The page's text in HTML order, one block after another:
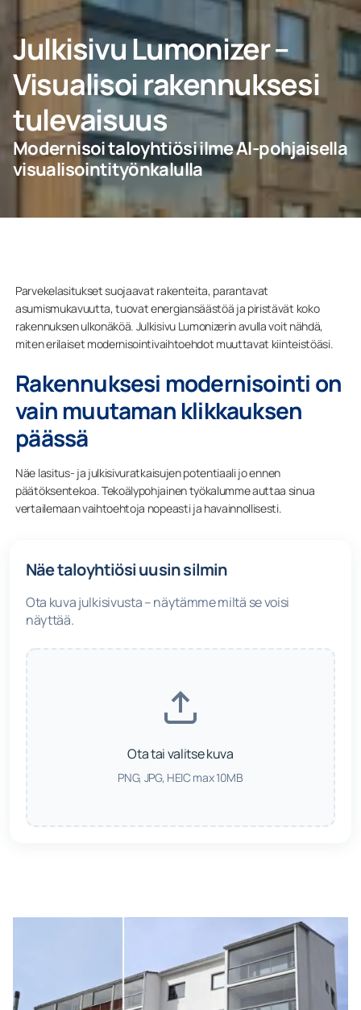
Kotiin
Yritys
YHTEYDENOTTO
Julkisivu Lumonizer –
Visualisoi rakennuksesi
tulevaisuus
Modernisoi taloyhtiösi ilme AI-pohjaisella
visualisointityönkalulla
Parvekelasitukset suojaavat rakenteita, parantavat
asumismukavuutta, tuovat energiansäästöä ja piristävät koko
rakennuksen ulkonäköä. Julkisivu Lumonizerin avulla voit nähdä,
miten erilaiset modernisointivaihtoehdot muuttavat kiinteistöäsi.
Rakennuksesi modernisointi on
vain muutaman klikkauksen
päässä
Näe lasitus- ja julkisivuratkaisujen potentiaali jo ennen
päätöksentekoa. Tekoälypohjainen työkalumme auttaa sinua
vertailemaan vaihtoehtoja nopeasti ja havainnollisesti.
Näe taloyhtiösi uusin silmin
Ota kuva julkisivusta – näytämme miltä se voisi
näyttää.
Ota tai valitse kuva
PNG, JPG, HEIC max 10MB